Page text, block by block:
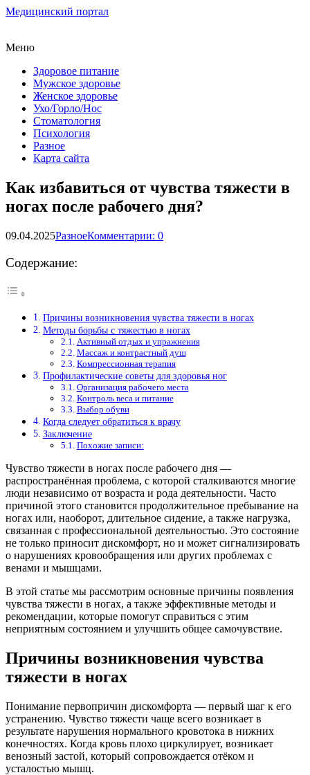
Медицинский портал
Меню
Здоровое питание
Мужское здоровье
Женское здоровье
Ухо/Горло/Нос
Стоматология
Психология
Разное
Карта сайта
Как избавиться от чувства тяжести в
ногах после рабочего дня?
09.04.2025РазноеКомментарии: 0
Содержание:
Причины возникновения чувства тяжести в ногах
Методы борьбы с тяжестью в ногах
Активный отдых и упражнения
Массаж и контрастный душ
Компрессионная терапия
Профилактические советы для здоровья ног
Организация рабочего места
Контроль веса и питание
Выбор обуви
Когда следует обратиться к врачу
Заключение
Похожие записи:
Чувство тяжести в ногах после рабочего дня —
распространённая проблема, с которой сталкиваются многие
люди независимо от возраста и рода деятельности. Часто
причиной этого становится продолжительное пребывание на
ногах или, наоборот, длительное сидение, а также нагрузка,
связанная с профессиональной деятельностью. Это состояние
не только приносит дискомфорт, но и может сигнализировать
о нарушениях кровообращения или других проблемах с
венами и мышцами.
В этой статье мы рассмотрим основные причины появления
чувства тяжести в ногах, а также эффективные методы и
рекомендации, которые помогут справиться с этим
неприятным состоянием и улучшить общее самочувствие.
Причины возникновения чувства
тяжести в ногах
Понимание первопричин дискомфорта — первый шаг к его
устранению. Чувство тяжести чаще всего возникает в
результате нарушения нормального кровотока в нижних
конечностях. Когда кровь плохо циркулирует, возникает
венозный застой, который сопровождается отёком и
усталостью мышц.